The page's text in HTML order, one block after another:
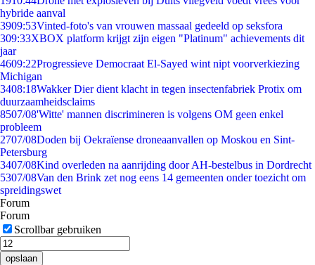
hybride aanval
3909:53Vinted-foto's van vrouwen massaal gedeeld op seksfora
309:33XBOX platform krijgt zijn eigen "Platinum" achievements dit
jaar
4609:22Progressieve Democraat El-Sayed wint nipt voorverkiezing
Michigan
3408:18Wakker Dier dient klacht in tegen insectenfabriek Protix om
duurzaamheidsclaims
8507/08'Witte' mannen discrimineren is volgens OM geen enkel
probleem
2707/08Doden bij Oekraïense droneaanvallen op Moskou en Sint-
Petersburg
3407/08Kind overleden na aanrijding door AH-bestelbus in Dordrecht
5307/08Van den Brink zet nog eens 14 gemeenten onder toezicht om
spreidingswet
Forum
Forum
Scrollbar gebruiken
opslaan